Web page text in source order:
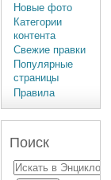
Новые фото
Категории
контента
Свежие правки
Популярные
страницы
Правила
Поиск